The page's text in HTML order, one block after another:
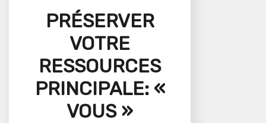
PRÉSERVER
VOTRE
RESSOURCES
PRINCIPALE: «
VOUS »